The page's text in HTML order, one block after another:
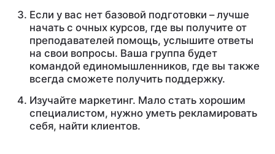
Если у вас нет базовой подготовки – лучше
начать с очных курсов, где вы получите от
преподавателей помощь, услышите ответы
на свои вопросы. Ваша группа будет
командой единомышленников, где вы также
всегда сможете получить поддержку.
Изучайте маркетинг. Мало стать хорошим
специалистом, нужно уметь рекламировать
себя, найти клиентов.